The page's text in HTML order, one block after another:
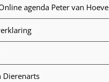
agenda Peter van Hoeve
Dierenarts